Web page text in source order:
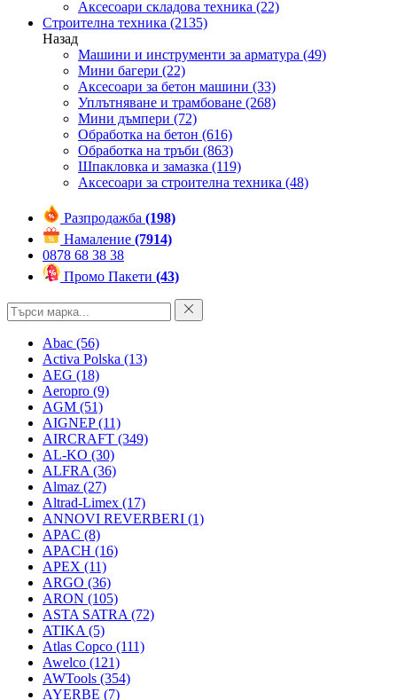
Аксесоари складова техника (22)
Строителна техника (2135)
Назад
Машини и инструменти за арматура (49)
Мини багери (22)
Аксесоари за бетон машини (33)
Уплътняване и трамбоване (268)
Мини дъмпери (72)
Обработка на бетон (616)
Обработка на тръби (863)
Шпакловка и замазка (119)
Аксесоари за строителна техника (48)
Разпродажба (198)
Намаление (7914)
0878 68 38 38
Промо Пакети (43)
Abac (56)
Activa Polska (13)
AEG (18)
Aeropro (9)
AGM (51)
AIGNEP(11)
AIRCRAFT (349)
AL-KO (30)
ALFRA (36)
Almaz (27)
Altrad-Limex (17)
ANNOVI REVERBERI (1)
APAC (8)
APACH (16)
APEX (11)
ARGO (36)
ARON (105)
ASTA SATRA (72)
ATIKA (5)
Atlas Copco (111)
Awelco (121)
AWTools (354)
AYERBE (7)